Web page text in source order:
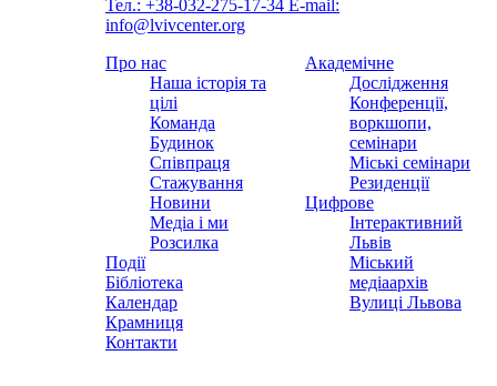
Тел.: +38-032-275-17-34 E-mail:
info@lvivcenter.org
Про нас
Наша історія та
цілі
Команда
Будинок
Співпраця
Стажування
Новини
Медіа і ми
Розсилка
Події
Бібліотека
Календар
Крамниця
Контакти
Академічне
Дослідження
Конференції,
воркшопи,
семінари
Міські семінари
Резиденції
Цифрове
Інтерактивний
Львів
Міський
медіаархів
Вулиці Львова